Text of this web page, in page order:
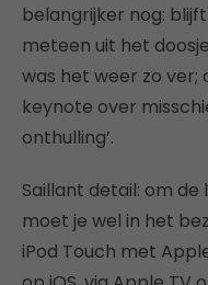
belangrijker nog:
meteen uit het
was het weer zo ver;
keynote over
onthulling’.
Saillant detail: om
moet je wel in het
iPod Touch met